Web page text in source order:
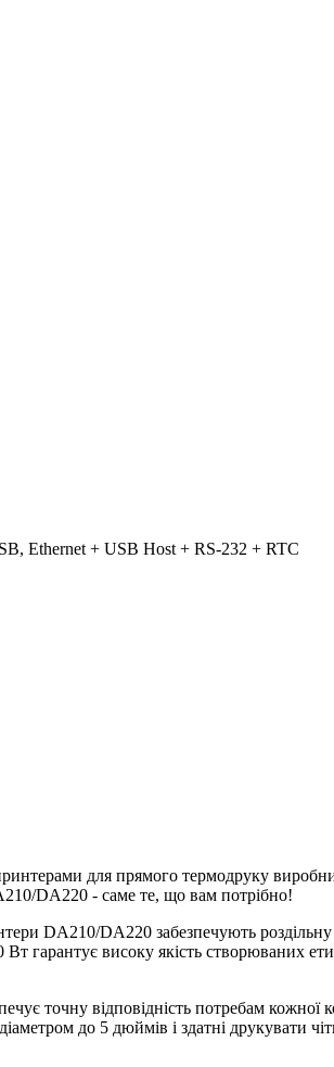
Ethernet + USB Host + RS-232 + RTC
для прямого термодруку
DA220 - саме те, що вам потрібно!
DA210/DA220 забезпечують
гарантує високу якість створюваних
точну відповідність потребам кожної
до 5 дюймів і здатні друкувати